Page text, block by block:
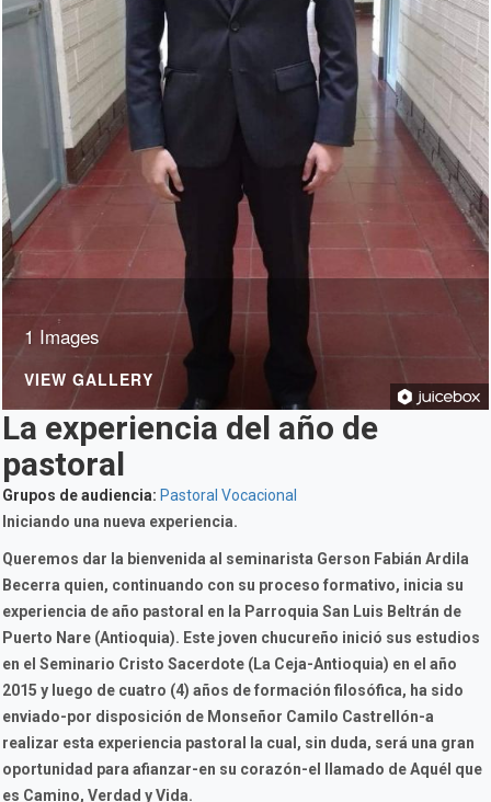
1 Images
VIEW GALLERY
La experiencia del año de
pastoral
Grupos de audiencia: Pastoral Vocacional
Iniciando una nueva experiencia.
Queremos dar la bienvenida al seminarista Gerson Fabián Ardila
Becerra quien, continuando con su proceso formativo, inicia su
experiencia de año pastoral en la Parroquia San Luis Beltrán de
Puerto Nare (Antioquia). Este joven chucureño inició sus estudios
en el Seminario Cristo Sacerdote (La Ceja-Antioquia) en el año
2015 y luego de cuatro (4) años de formación filosófica, ha sido
enviado-por disposición de Monseñor Camilo Castrellón-a
realizar esta experiencia pastoral la cual, sin duda, será una gran
oportunidad para afianzar-en su corazón-el llamado de Aquél que
es Camino, Verdad y Vida.